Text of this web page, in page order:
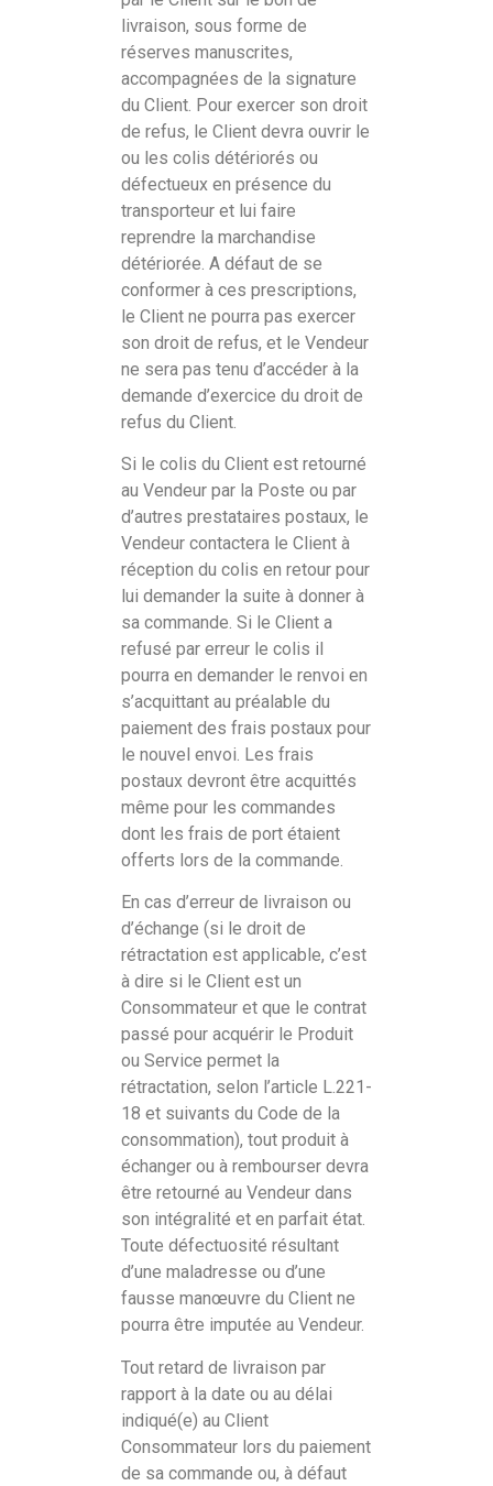
livraison, sous forme de
réserves manuscrites,
accompagnées de la signature
du Client. Pour exercer son droit
de refus, le Client devra ouvrir le
ou les colis détériorés ou
défectueux en présence du
transporteur et lui faire
reprendre la marchandise
détériorée. A défaut de se
conformer à ces prescriptions,
le Client ne pourra pas exercer
son droit de refus, et le Vendeur
ne sera pas tenu d’accéder à la
demande d’exercice du droit de
refus du Client.
Si le colis du Client est retourné
au Vendeur par la Poste ou par
d’autres prestataires postaux, le
Vendeur contactera le Client à
réception du colis en retour pour
lui demander la suite à donner à
sa commande. Si le Client a
refusé par erreur le colis il
pourra en demander le renvoi en
s’acquittant au préalable du
paiement des frais postaux pour
le nouvel envoi. Les frais
postaux devront être acquittés
même pour les commandes
dont les frais de port étaient
offerts lors de la commande.
En cas d’erreur de livraison ou
d’échange (si le droit de
rétractation est applicable, c’est
à dire si le Client est un
Consommateur et que le contrat
passé pour acquérir le Produit
ou Service permet la
rétractation, selon l’article L.221-
18 et suivants du Code de la
consommation), tout produit à
échanger ou à rembourser devra
être retourné au Vendeur dans
son intégralité et en parfait état.
Toute défectuosité résultant
d’une maladresse ou d’une
fausse manœuvre du Client ne
pourra être imputée au Vendeur.
Tout retard de livraison par
rapport à la date ou au délai
indiqué(e) au Client
Consommateur lors du paiement
de sa commande ou, à défaut